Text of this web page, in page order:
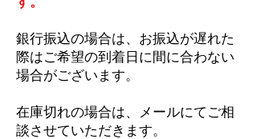
銀行振込の場合は、お振込が遅れた
際はご希望の到着日に間に合わない
場合がございます。
在庫切れの場合は、メールにてご相
談させていただきます。